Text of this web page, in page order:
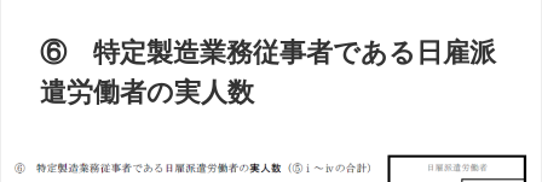
⑥ 特定製造業務従事者である日雇派
遣労働者の実人数